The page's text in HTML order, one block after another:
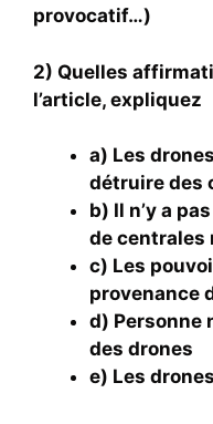
provocatif…)
2) Quelles
l’article, expliquez
a) Les
détruire des
b) Il n’y a
de centrales
c) Les
provenance
d) Personne
des drones
e) Les